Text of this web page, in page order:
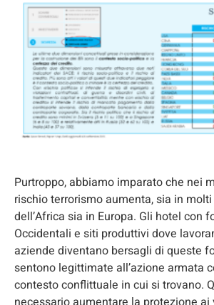
Purtroppo, abbiamo imparato che nei
rischio terrorismo aumenta, sia in molti
dell’Africa sia in Europa. Gli hotel con
Occidentali e siti produttivi dove
aziende diventano bersagli di queste
sentono legittimate all’azione armata
contesto conflittuale in cui si trovano.